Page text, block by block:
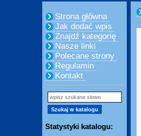
Strona główna
Jak dodać wpis
Znajdź kategorię
Nasze linki
Polecane strony
Regulamin
Kontakt
Statystyki katalogu: